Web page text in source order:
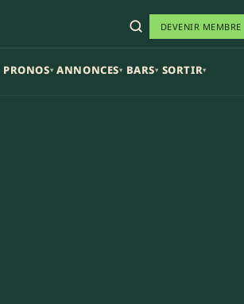
DEVENIR MEMBRE
PRONOS▾ ANNONCES▾ BARS▾ SORTIR▾